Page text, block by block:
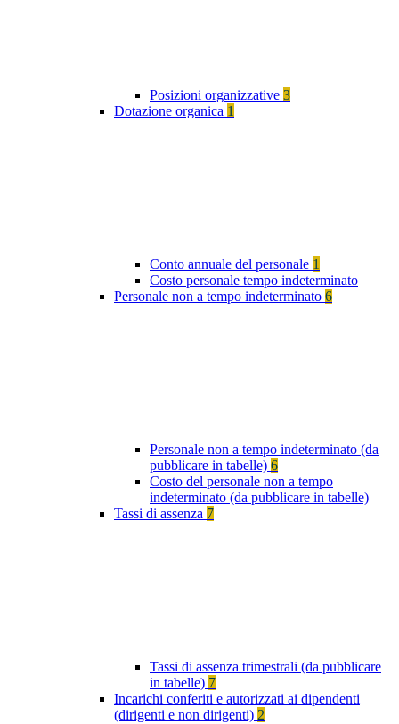
Posizioni organizzative 3
Dotazione organica 1
Conto annuale del personale 1
Costo personale tempo indeterminato
Personale non a tempo indeterminato 6
Personale non a tempo indeterminato (da
pubblicare in tabelle) 6
Costo del personale non a tempo
indeterminato (da pubblicare in tabelle)
Tassi di assenza 7
Tassi di assenza trimestrali (da pubblicare
in tabelle) 7
Incarichi conferiti e autorizzati ai dipendenti
(dirigenti e non dirigenti) 2